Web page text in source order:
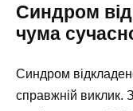
Синдром
чума
Синдром
справжній виклик.